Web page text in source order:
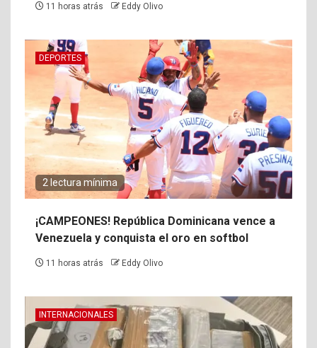
11 horas atrás Eddy Olivo
DEPORTES
2 lectura mínima
¡CAMPEONES! República Dominicana vence a
Venezuela y conquista el oro en softbol
11 horas atrás Eddy Olivo
INTERNACIONALES